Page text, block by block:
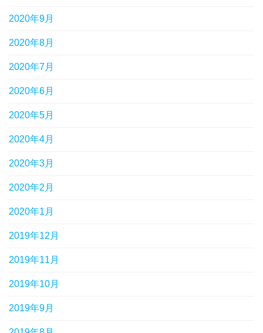
2020年9月
2020年8月
2020年7月
2020年6月
2020年5月
2020年4月
2020年3月
2020年2月
2020年1月
2019年12月
2019年11月
2019年10月
2019年9月